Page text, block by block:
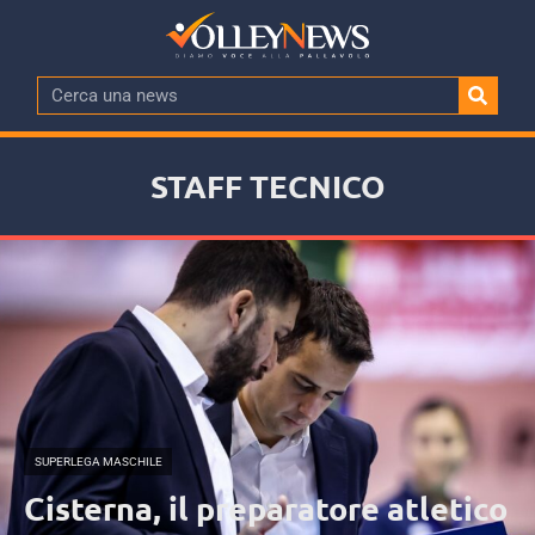
STAFF TECNICO
SUPERLEGA MASCHILE
Cisterna, il preparatore atletico